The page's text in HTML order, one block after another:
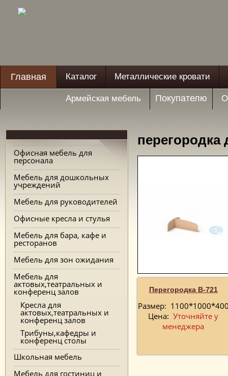
Главная Каталог Металлические кровати
Армейская мебель Покупателю
Офисная мебель для
персонала
Мебель для дошкольных
учреждений
Мебель для руководителей
Офисные кресла и стулья
Мебель для бара, кафе и
ресторанов
Мебель для зон ожидания
Мебель для
актовых,театральных и
конференц залов
Кресла для
актовых,театральных и
конференц залов
Трибуны,кафедры и
конференц столы
Школьная мебель
Мебель для гостиниц и
Перегородка B-721
Размер:
Цена: Уточняйте у
менеджера